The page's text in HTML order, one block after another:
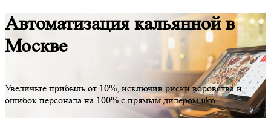
Автоматизация кальянной в
Москве
Увеличьте прибыль от 10%, исключив риски воровства и
ошибок персонала на 100% с прямым дилером iiko